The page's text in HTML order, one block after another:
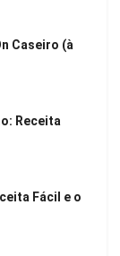
Caseiro (à
Receita
Fácil e o